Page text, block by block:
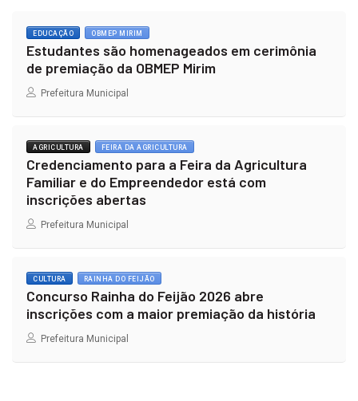
EDUCAÇÃO OBMEP MIRIM
Estudantes são homenageados em cerimônia
de premiação da OBMEP Mirim
Prefeitura Municipal
AGRICULTURA FEIRA DA AGRICULTURA
Credenciamento para a Feira da Agricultura
Familiar e do Empreendedor está com
inscrições abertas
Prefeitura Municipal
CULTURA RAINHA DO FEIJÃO
Concurso Rainha do Feijão 2026 abre
inscrições com a maior premiação da história
Prefeitura Municipal